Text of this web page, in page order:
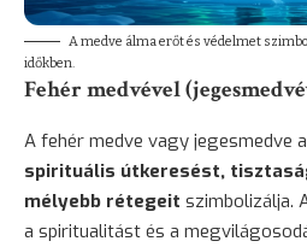
A medve álma erőt és védelmet
időkben.
Fehér medvével
A fehér medve vagy jegesmedve
spirituális útkeresést,
mélyebb rétegeit szimbolizálja.
a spiritualitást és a